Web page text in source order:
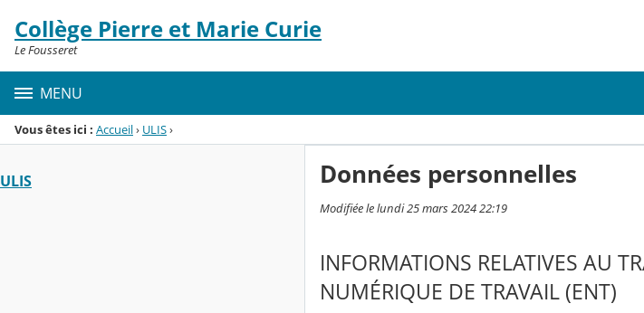
Menu de la rubrique
Contenu
Collège Pierre et Marie Curie
Le Fousseret
MENU
Vous êtes ici : Accueil› ULIS›
ULIS Données personnelles
Modifiée le lundi 25 mars 2024 22:19
INFORMATIONS RELATIVES AU
NUMÉRIQUE DE TRAVAIL (ENT)